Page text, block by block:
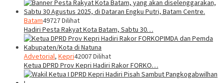
Batam49727 Dilihat
Hadiri Pesta Rakyat Kota Batam, Sabtu 30…
Advetorial, Kepri42007 Dilihat
Ketua DPRD Prov Kepri Hadiri Rakor FORKO…